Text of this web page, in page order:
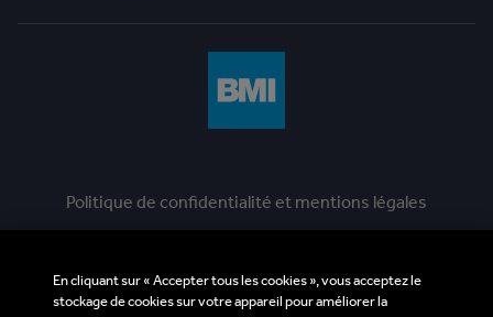
Politique de confidentialité et mentions légales
Ligne d'assistance éthique
En cliquant sur « Accepter tous les cookies », vous acceptez le
stockage de cookies sur votre appareil pour améliorer la